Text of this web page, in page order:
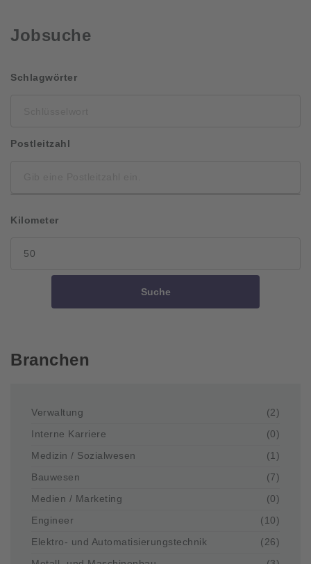
Jobsuche
SchlagwörterSchlüsselwort
Postleitzahl
Kilometer
Suche
Branchen
Verwaltung
(2)
Interne Karriere
(0)
Medizin / Sozialwesen
(1)
Bauwesen
(7)
Medien / Marketing
(0)
Engineer
(10)
Elektro- und Automatisierungstechnik
(26)